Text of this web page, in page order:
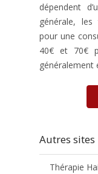
dépendent
générale,
pour une
40€ et 70€
généralement
Autres sites
Thérapie